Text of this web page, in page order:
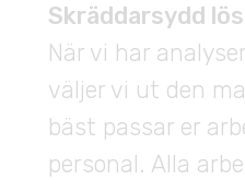
Skräddarsydd
När vi har
väljer vi ut den
bäst passar er
personal. Alla